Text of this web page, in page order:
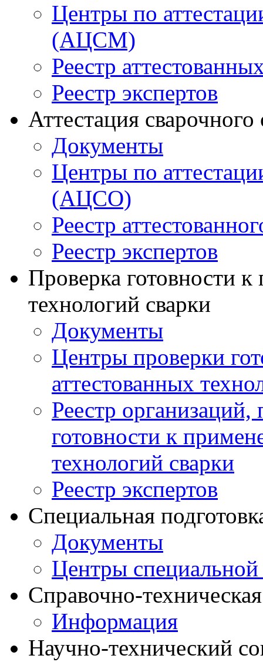
Центры по
(АЦСМ)
Реестр
Реестр экспертов
Аттестация
Документы
Центры по
(АЦСО)
Реестр
Реестр экспертов
Проверка готовности
технологий сварки
Документы
Центры проверки
аттестованных
Реестр
готовности к
технологий сварки
Реестр экспертов
Специальная
Документы
Центры
Справочно-
Информация
Научно-технический